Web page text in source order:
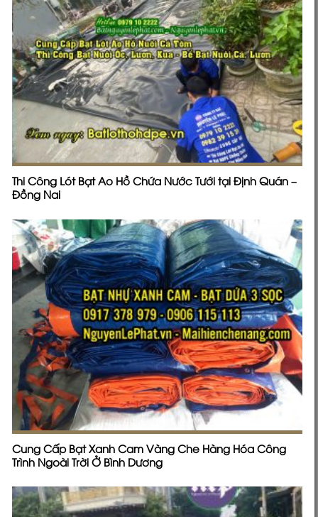
Thi Công Lót Bạt Ao Hồ Chứa Nước Tưới tại Định Quán –
Đồng Nai
Cung Cấp Bạt Xanh Cam Vàng Che Hàng Hóa Công
Trình Ngoài Trời Ở Bình Dương